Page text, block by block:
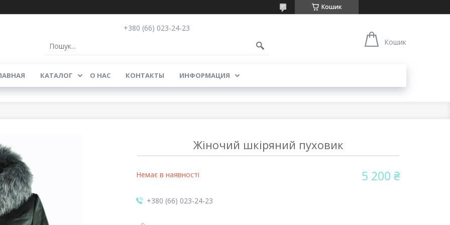
Кошик
+380 (66) 023-24-23
Кошик
КАТАЛОГ О НАС КОНТАКТЫ ИНФОРМАЦИЯ
Жіночий шкіряний пуховик
Немає в наявності 5 200 ₴
+380 (66) 023-24-23